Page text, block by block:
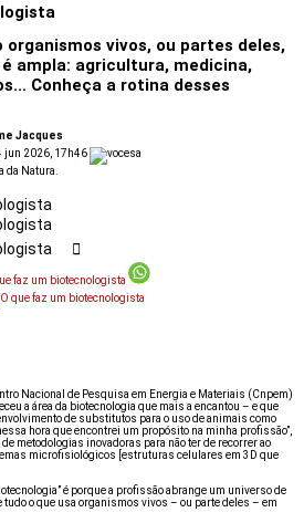
vivos, ou partes deles,
ampla: agricultura, medicina,
Conheça a rotina desses
Jacques
jun 2026, 17h46
Nacional de Pesquisa em Energia e Materiais (Cnpem)
a área da biotecnologia que mais a encantou – e que
de substitutos para o uso de animais como
hora que encontrei um propósito na minha profissão”,
metodologias inovadoras para não ter de recorrer ao
microfisiológicos [estruturas celulares em 3D que
é porque a profissão abrange um universo de
o que usa organismos vivos – ou parte deles – em